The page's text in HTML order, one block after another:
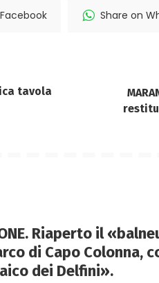
Share on
tavola
Riaperto il
di Capo Colonna,
dei Delfini».